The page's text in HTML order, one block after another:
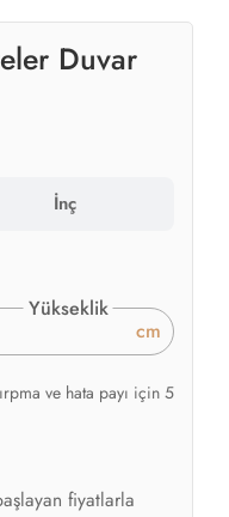
Duvar
İnç
Yükseklik
cm
ve hata payı için 5
fiyatlarla